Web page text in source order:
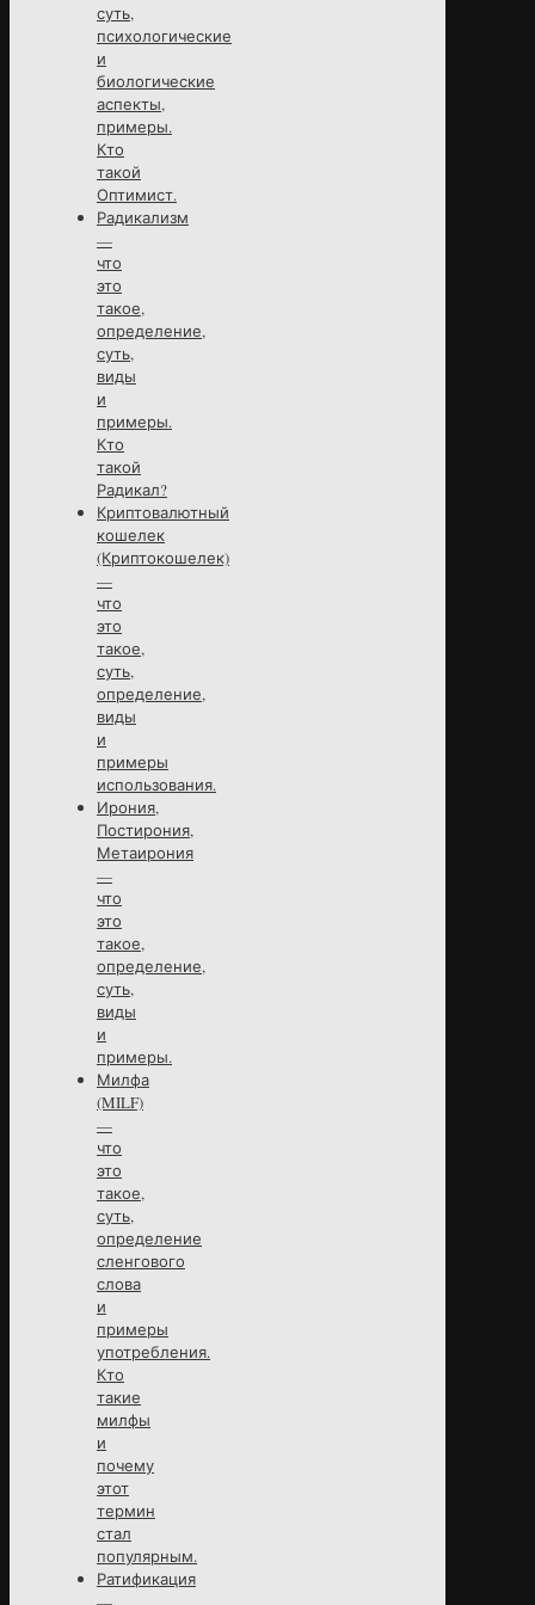
суть,
психологические
и
биологические
аспекты,
примеры.
Кто
такой
Оптимист.
Радикализм
—
что
это
такое,
определение,
суть,
виды
и
примеры.
Кто
такой
Радикал?
Криптовалютный
кошелек
(Криптокошелек)
—
что
это
такое,
суть,
определение,
виды
и
примеры
использования.
Ирония,
Постирония,
Метаирония
—
что
это
такое,
определение,
суть,
виды
и
примеры.
Милфа
(MILF)
—
что
это
такое,
суть,
определение
сленгового
слова
и
примеры
употребления.
Кто
такие
милфы
и
почему
этот
термин
стал
популярным.
Ратификация